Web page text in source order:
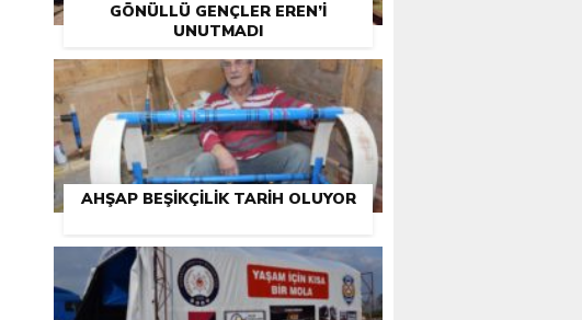
GÖNÜLLÜ GENÇLER EREN’I
UNUTMADI
AHŞAP BEŞIKÇILIK TARIH OLUYOR